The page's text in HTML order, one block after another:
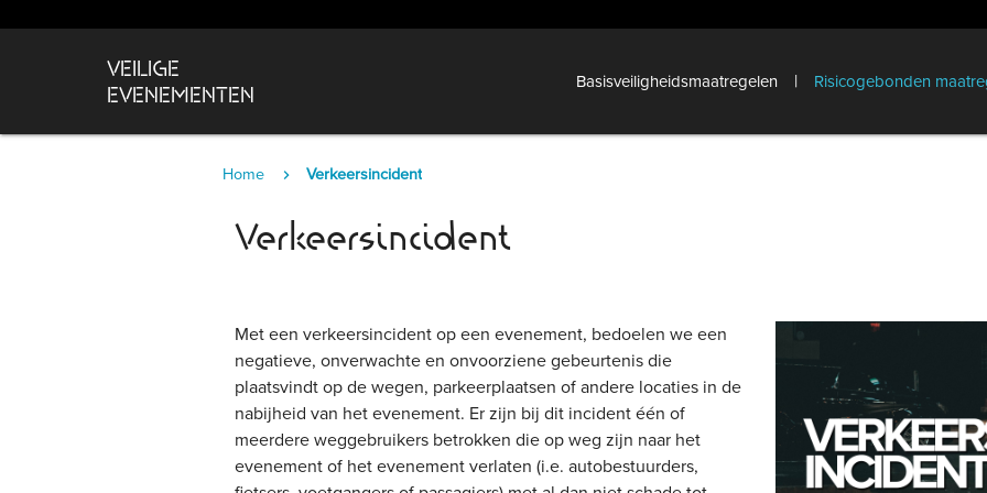
VEILIGE
EVENEMENTEN
Basisveiligheidsmaatregelen | Risicogebonden
Home Verkeersincident
Verkeersincident
Met een verkeersincident op een evenement, bedoelen we een
negatieve, onverwachte en onvoorziene gebeurtenis die
plaatsvindt op de wegen, parkeerplaatsen of andere locaties in de
nabijheid van het evenement. Er zijn bij dit incident één of
meerdere weggebruikers betrokken die op weg zijn naar het
evenement of het evenement verlaten (i.e. autobestuurders,